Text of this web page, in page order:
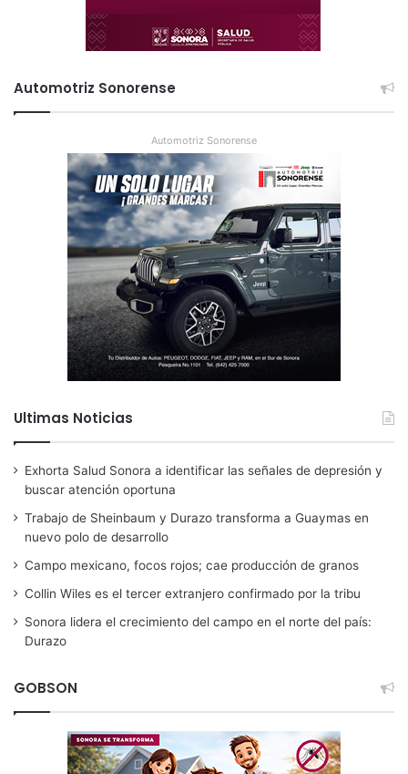
Automotriz Sonorense
Automotriz Sonorense
Ultimas Noticias
Exhorta Salud Sonora a identificar las señales de depresión y
buscar atención oportuna
Trabajo de Sheinbaum y Durazo transforma a Guaymas en
nuevo polo de desarrollo
Campo mexicano, focos rojos; cae producción de granos
Collin Wiles es el tercer extranjero confirmado por la tribu
Sonora lidera el crecimiento del campo en el norte del país:
Durazo
GOBSON